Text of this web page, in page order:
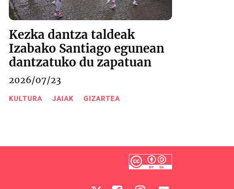
Kezka dantza taldeak
Izabako Santiago egunean
dantzatuko du zapatuan
2026/07/23
KULTURA JAIAK GIZARTEA